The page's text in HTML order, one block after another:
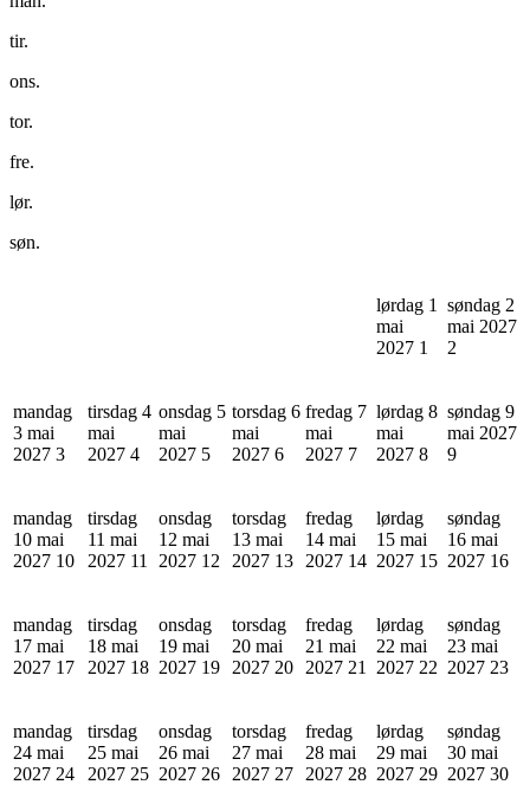
tir.
ons.
tor.
fre.
lør.
søn.
lørdag 1
mai
2027 1
søndag 2
mai 2027
2
mandag
3 mai
2027 3
tirsdag 4
mai
2027 4
onsdag 5
mai
2027 5
torsdag 6
mai
2027 6
fredag 7
mai
2027 7
lørdag 8
mai
2027 8
søndag 9
mai 2027
9
mandag
10 mai
2027 10
tirsdag
11 mai
2027 11
onsdag
12 mai
2027 12
torsdag
13 mai
2027 13
fredag
14 mai
2027 14
lørdag
15 mai
2027 15
søndag
16 mai
2027 16
mandag
17 mai
2027 17
tirsdag
18 mai
2027 18
onsdag
19 mai
2027 19
torsdag
20 mai
2027 20
fredag
21 mai
2027 21
lørdag
22 mai
2027 22
søndag
23 mai
2027 23
mandag
24 mai
2027 24
tirsdag
25 mai
2027 25
onsdag
26 mai
2027 26
torsdag
27 mai
2027 27
fredag
28 mai
2027 28
lørdag
29 mai
2027 29
søndag
30 mai
2027 30